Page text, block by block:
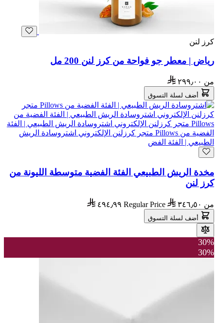
كرز لنن
رياض | معطر جو فواحة من كرز لنن 200 مل
من ٢٩٩٫٠٠
أضف لسلة التسوق
مخدة الريش الطبيعي الفئة الفضية متوسطة الليونة من
كرز لنن
من ٣٤٦٫٥٠ Regular Price ٤٩٤٫٩٩
أضف لسلة التسوق
30%
30%